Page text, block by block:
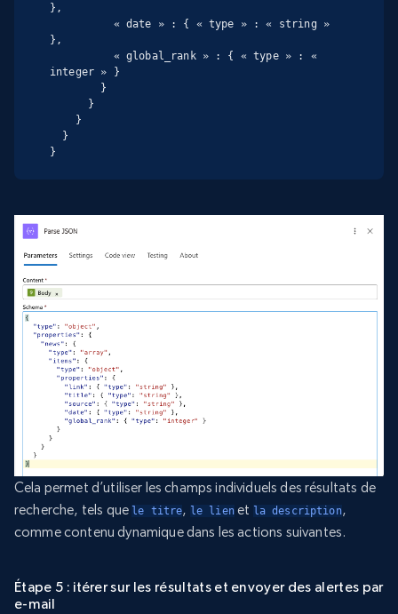
},
},
integer » }
}
Cela permet d’utiliser les champs individuels des résultats de
recherche, tels quele titre, le lienet la description,
comme contenu dynamique dans les actions suivantes.
Étape 5 : itérer sur les résultats et envoyer des alertes par
e-mail